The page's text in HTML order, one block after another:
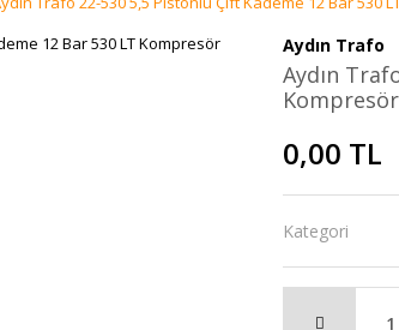
Aydın Trafo
Aydın
Kompresör
0,00 TL
Kategori